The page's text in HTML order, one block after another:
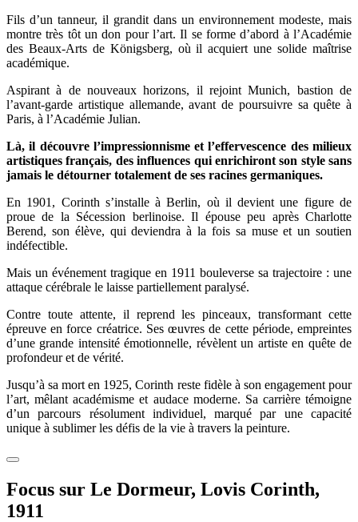
Fils d’un tanneur, il grandit dans un environnement modeste, mais
montre très tôt un don pour l’art. Il se forme d’abord à l’Académie
des Beaux-Arts de Königsberg, où il acquiert une solide maîtrise
académique.
Aspirant à de nouveaux horizons, il rejoint Munich, bastion de
l’avant-garde artistique allemande, avant de poursuivre sa quête à
Paris, à l’Académie Julian.
Là, il découvre l’impressionnisme et l’effervescence des milieux
artistiques français, des influences qui enrichiront son style sans
jamais le détourner totalement de ses racines germaniques.
En 1901, Corinth s’installe à Berlin, où il devient une figure de
proue de la Sécession berlinoise. Il épouse peu après Charlotte
Berend, son élève, qui deviendra à la fois sa muse et un soutien
indéfectible.
Mais un événement tragique en 1911 bouleverse sa trajectoire : une
attaque cérébrale le laisse partiellement paralysé.
Contre toute attente, il reprend les pinceaux, transformant cette
épreuve en force créatrice. Ses œuvres de cette période, empreintes
d’une grande intensité émotionnelle, révèlent un artiste en quête de
profondeur et de vérité.
Jusqu’à sa mort en 1925, Corinth reste fidèle à son engagement pour
l’art, mêlant académisme et audace moderne. Sa carrière témoigne
d’un parcours résolument individuel, marqué par une capacité
unique à sublimer les défis de la vie à travers la peinture.
Focus sur Le Dormeur, Lovis Corinth,
1911